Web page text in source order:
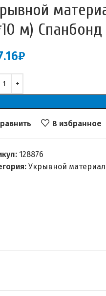
м) Спанбонд
₽
В избранное
128876
Укрывной материал